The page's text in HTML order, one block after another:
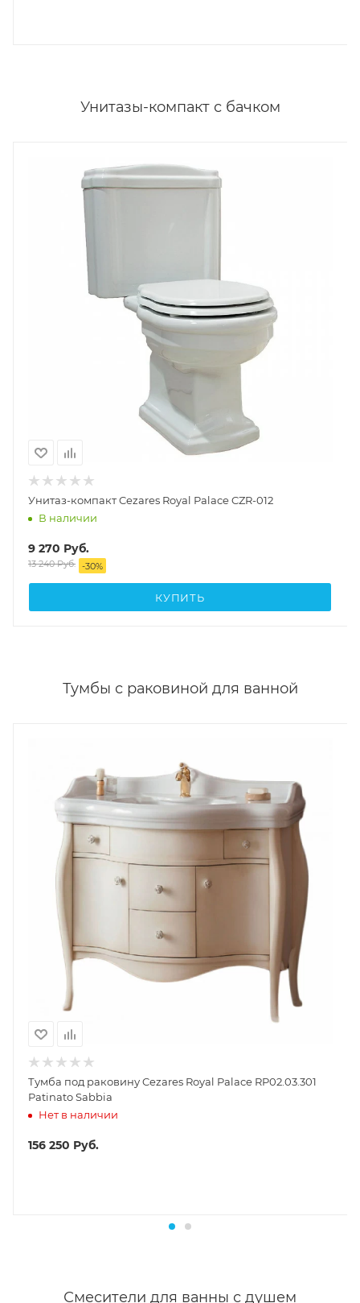
Унитазы-компакт с бачком
Унитаз-компакт Cezares Royal Palace CZR-012
В наличии
9 270 Руб.
13 240Руб. -30%
КУПИТЬ
Тумбы с раковиной для ванной
Тумба под раковину Cezares Royal Palace RP02.03.301
Patinato Sabbia
Нет в наличии
156 250 Руб.
Смесители для ванны с душем